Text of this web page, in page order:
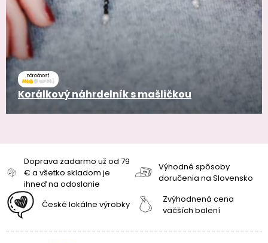
náročnosť
Korálkový náhrdelník s mašličkou
Doprava zadarmo už od 79
€ a všetko skladom je
ihneď na odoslanie
Výhodné spôsoby
doručenia na Slovensko
České lokálne výrobky
Zvýhodnená cena
väčších balení